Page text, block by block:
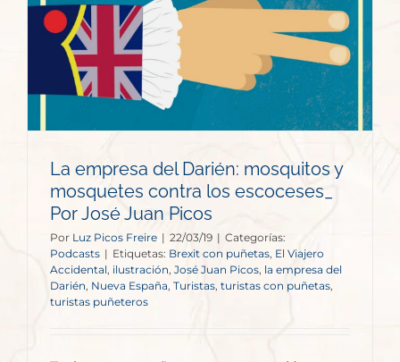
La empresa del Darién: mosquitos y
mosquetes contra los escoceses_
Por José Juan Picos
Por Luz Picos Freire | 22/03/19 | Categorías:
Podcasts | Etiquetas: Brexit con puñetas, El Viajero
Accidental, ilustración, José Juan Picos, la empresa del
Darién, Nueva España, Turistas, turistas con puñetas,
turistas puñeteros